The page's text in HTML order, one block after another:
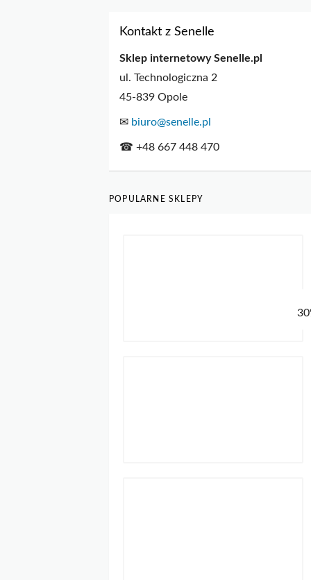
Kontakt z Senelle
Sklep internetowy Senelle.pl
ul. Technologiczna 2
45-839 Opole
✉ biuro@senelle.pl
☎ +48 667 448 470
POPULARNE SKLEPY